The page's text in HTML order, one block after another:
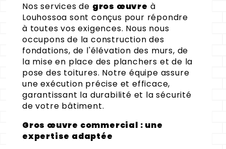
Nos services de gros œuvre à
Louhossoa sont conçus pour répondre
à toutes vos exigences. Nous nous
occupons de la construction des
fondations, de l'élévation des murs, de
la mise en place des planchers et de la
pose des toitures. Notre équipe assure
une exécution précise et efficace,
garantissant la durabilité et la sécurité
de votre bâtiment.
Gros œuvre commercial : une
expertise adaptée